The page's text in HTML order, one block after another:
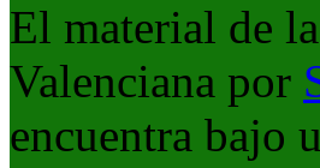
El material de
Valenciana por
encuentra bajo